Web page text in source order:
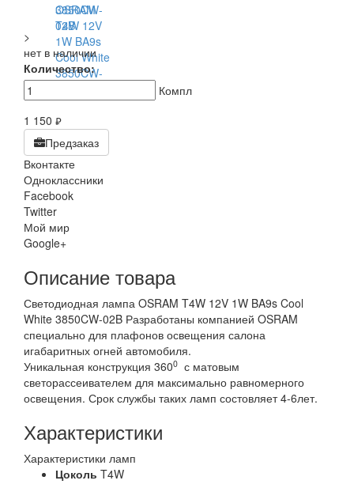
>
нет в наличии
Количество:
Компл
1 150 руб.
Предзаказ
Вконтакте
Одноклассники
Facebook
Twitter
Мой мир
Google+
Описание товара
Светодиодная лампа OSRAM T4W 12V 1W BA9s Cool
White 3850CW-02B Разработаны компанией OSRAM
специально для плафонов освещения салона
игабаритных огней автомобиля.
Уникальная конструкция 3600 с матовым
светорассеивателем для максимально равномерного
освещения. Срок службы таких ламп состовляет 4-6лет.
Характеристики
Характеристики ламп
Цоколь T4W